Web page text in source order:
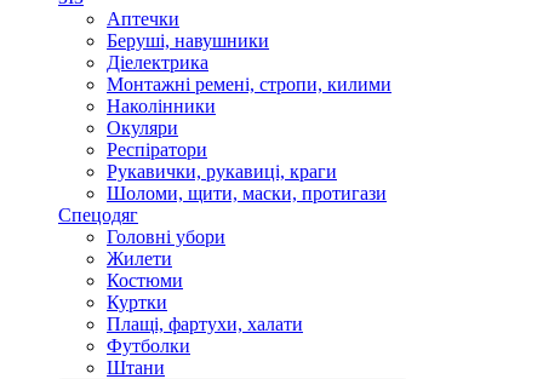
Аптечки
Беруші, навушники
Діелектрика
Монтажні ремені, стропи, килими
Наколінники
Окуляри
Респіратори
Рукавички, рукавиці, краги
Шоломи, щити, маски, протигази
Спецодяг
Головні убори
Жилети
Костюми
Куртки
Плащі, фартухи, халати
Футболки
Штани